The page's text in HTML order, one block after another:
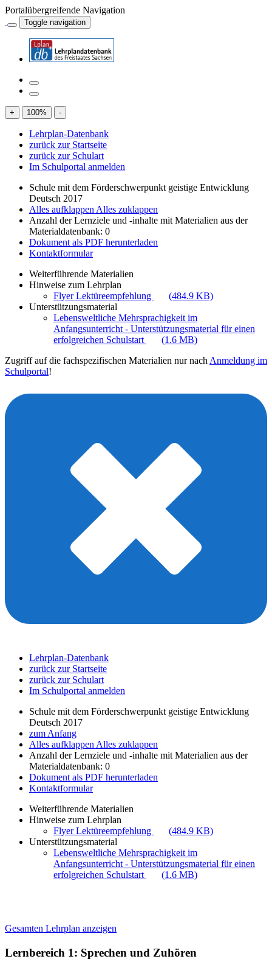
Portalübergreifende Navigation
Toggle navigation
+ 100% -
Lehrplan-Datenbank
zurück zur Startseite
zurück zur Schulart
Im Schulportal anmelden
Schule mit dem Förderschwerpunkt geistige Entwicklung
Deutsch 2017
Alles aufklappen Alles zuklappen
Anzahl der Lernziele und -inhalte mit Materialien aus der
Materialdatenbank: 0
Dokument als PDF herunterladen
Kontaktformular
Weiterführende Materialien
Hinweise zum Lehrplan
Flyer Lektüreempfehlung
(484.9 KB)
Unterstützungsmaterial
Lebensweltliche Mehrsprachigkeit im
Anfangsunterricht - Unterstützungsmaterial für einen
erfolgreichen Schulstart
(1.6 MB)
Zugriff auf die fachspezifischen Materialien nur nach Anmeldung im
Schulportal!
Lehrplan-Datenbank
zurück zur Startseite
zurück zur Schulart
Im Schulportal anmelden
Schule mit dem Förderschwerpunkt geistige Entwicklung
Deutsch 2017
zum Anfang
Alles aufklappen Alles zuklappen
Anzahl der Lernziele und -inhalte mit Materialien aus der
Materialdatenbank: 0
Dokument als PDF herunterladen
Kontaktformular
Weiterführende Materialien
Hinweise zum Lehrplan
Flyer Lektüreempfehlung
(484.9 KB)
Unterstützungsmaterial
Lebensweltliche Mehrsprachigkeit im
Anfangsunterricht - Unterstützungsmaterial für einen
erfolgreichen Schulstart
(1.6 MB)
Gesamten Lehrplan anzeigen
Lernbereich 1: Sprechen und Zuhören